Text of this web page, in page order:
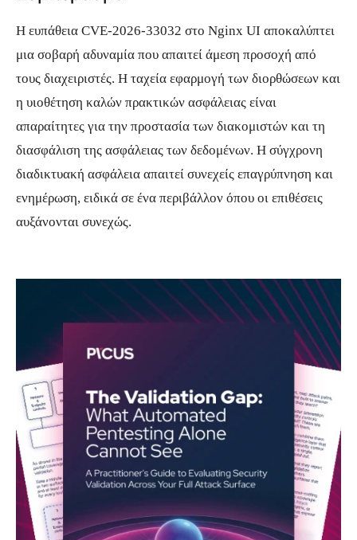
Η ευπάθεια CVE-2026-33032 στο Nginx UI αποκαλύπτει
μια σοβαρή αδυναμία που απαιτεί άμεση προσοχή από
τους διαχειριστές. Η ταχεία εφαρμογή των διορθώσεων και
η υιοθέτηση καλών πρακτικών ασφάλειας είναι
απαραίτητες για την προστασία των διακομιστών και τη
διασφάλιση της ασφάλειας των δεδομένων. Η σύγχρονη
διαδικτυακή ασφάλεια απαιτεί συνεχείς επαγρύπνηση και
ενημέρωση, ειδικά σε ένα περιβάλλον όπου οι επιθέσεις
αυξάνονται συνεχώς.